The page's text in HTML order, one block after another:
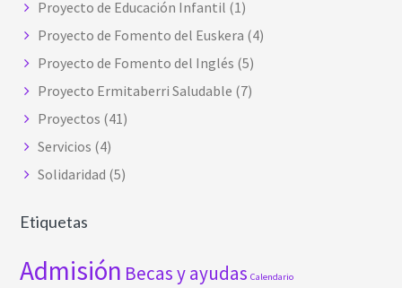
Proyecto de Educación Infantil (1)
Proyecto de Fomento del Euskera (4)
Proyecto de Fomento del Inglés (5)
Proyecto Ermitaberri Saludable (7)
Proyectos (41)
Servicios (4)
Solidaridad (5)
Etiquetas
Admisión Becas y ayudas Calendario